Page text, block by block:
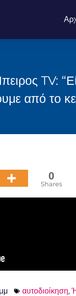
TV:
από το
0
Shares
αυτοδιοίκηση,